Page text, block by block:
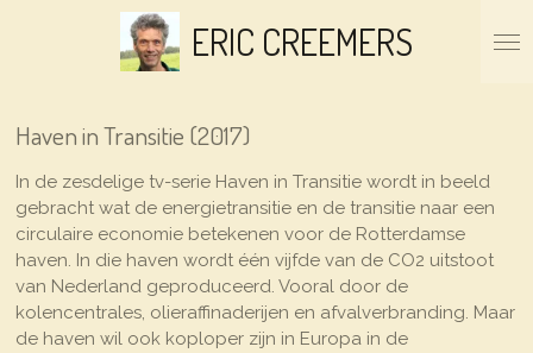
hoofdinhoud
ERIC CREEMERS
Haven in Transitie (2017)
In de zesdelige tv-serie Haven in Transitie wordt in beeld
gebracht wat de energietransitie en de transitie naar een
circulaire economie betekenen voor de Rotterdamse
haven. In die haven wordt één vijfde van de CO2 uitstoot
van Nederland geproduceerd. Vooral door de
kolencentrales, olieraffinaderijen en afvalverbranding. Maar
de haven wil ook koploper zijn in Europa in de